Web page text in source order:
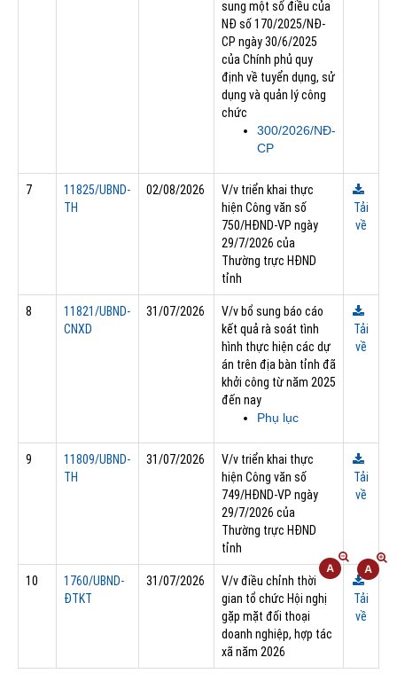
sung một số điều của
NĐ số 170/2025/NĐ-
CP ngày 30/6/2025
của Chính phủ quy
định về tuyển dụng, sử
dụng và quản lý công
chức
300/2026/NĐ-
CP
7
11825/UBND-
TH
02/08/2026
V/v triển khai thực
hiện Công văn số
750/HĐND-VP ngày
29/7/2026 của
Thường trực HĐND
tỉnh
Tải
về
8
11821/UBND-
CNXD
31/07/2026
V/v bổ sung báo cáo
kết quả rà soát tình
hình thực hiện các dự
án trên địa bàn tỉnh đã
khởi công từ năm 2025
đến nay
Phụ lục
Tải
về
9
11809/UBND-
TH
31/07/2026
V/v triển khai thực
hiện Công văn số
749/HĐND-VP ngày
29/7/2026 của
Thường trực HĐND
tỉnh
Tải
về
10
1760/UBND-
ĐTKT
31/07/2026
V/v điều chỉnh thời
gian tổ chức Hội nghị
gặp mặt đối thoại
doanh nghiệp, hợp tác
xã năm 2026
Tải
về